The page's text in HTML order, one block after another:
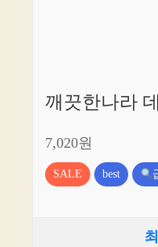
깨끗한나라
7,020원
SALE best